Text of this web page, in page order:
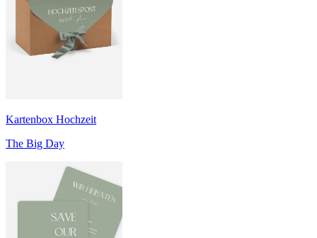
Kartenbox Hochzeit
The Big Day